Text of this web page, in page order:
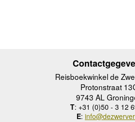
Reisboekwinkel de
Protonstraat
9743 AL
T: +31 (0)50 - 3 12
E: